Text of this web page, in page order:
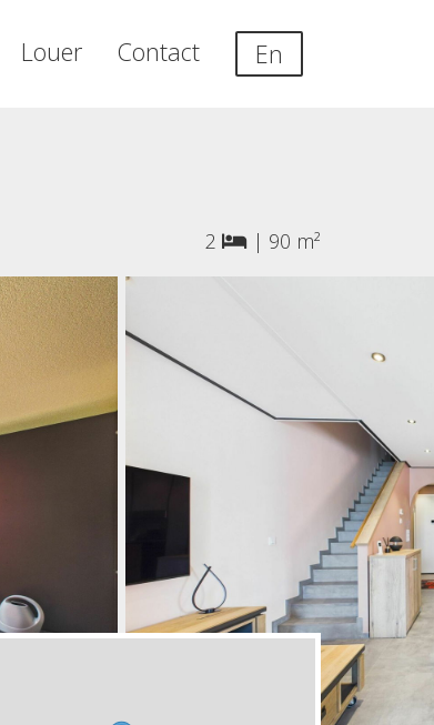
Louer Contact En
2 | 90 m²